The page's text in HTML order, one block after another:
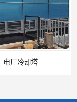
郑州喷淋泵厂家